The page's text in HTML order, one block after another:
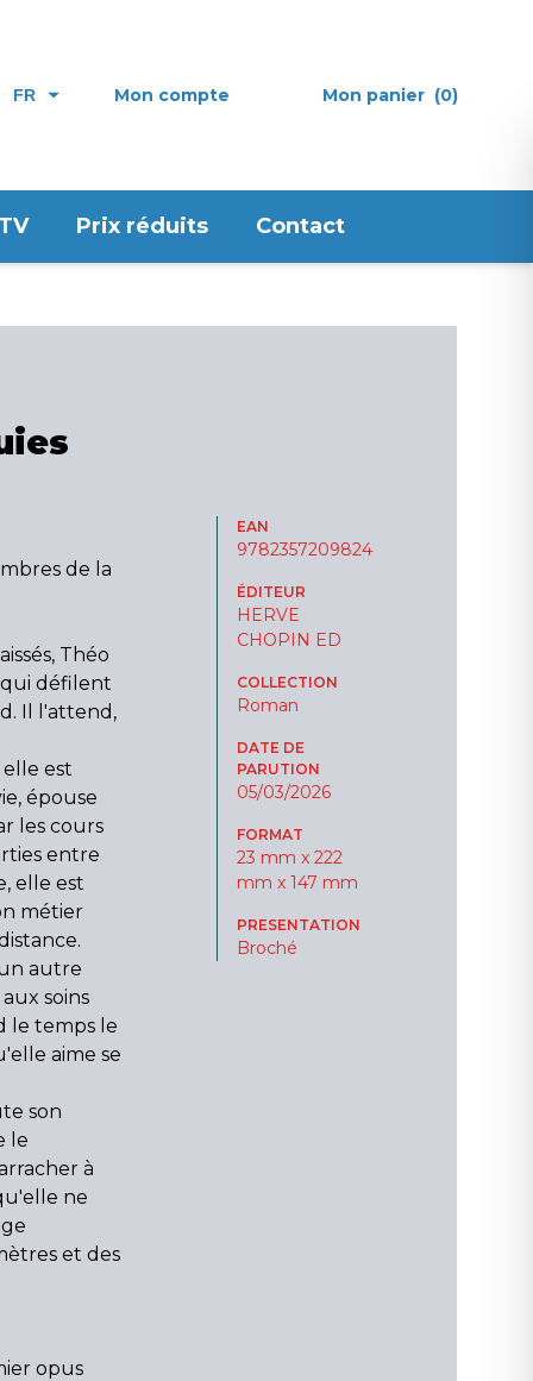
FR Mon compte Mon panier (0)
Prix réduits Contact
de la
Théo
qui défilent
Il l'attend,
elle est
épouse
les cours
entre
elle est
métier
autre
soins
le temps le
aime se
son
le
à
ne
et des
opus
EAN
9782357209824
ÉDITEUR
HERVE
CHOPIN ED
COLLECTION
Roman
DATE DE
PARUTION
05/03/2026
FORMAT
23 mm x 222
mm x 147 mm
PRESENTATION
Broché